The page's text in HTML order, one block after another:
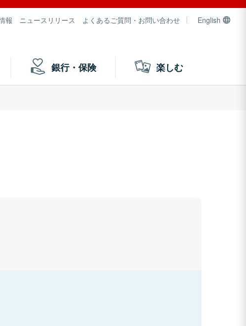
報 ニュースリリース よくあるご質問・お問い合わせ English
銀行・保険 楽しむ